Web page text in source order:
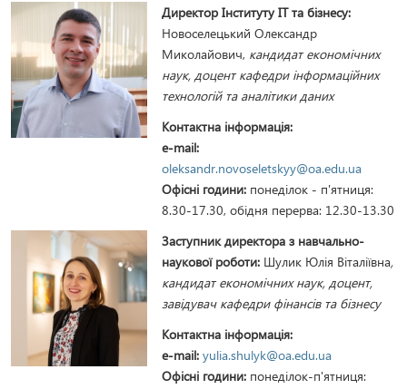
Директор Інституту ІТ та бізнесу:
Новоселецький Олександр
Миколайович, кандидат економічних
наук, доцент кафедри інформаційних
технологій та аналітики даних
Контактна інформація:
e-mail:
oleksandr.novoseletskyy@oa.edu.ua
Офісні години: понеділок - п'ятниця:
8.30-17.30, обідня перерва: 12.30-13.30
Заступник директора з навчально-
наукової роботи: Шулик Юлія Віталіївна,
кандидат економічних наук, доцент,
завідувач кафедри фінансів та бізнесу
Контактна інформація:
e-mail: yulia.shulyk@oa.edu.ua
Офісні години: понеділок-п'ятниця: